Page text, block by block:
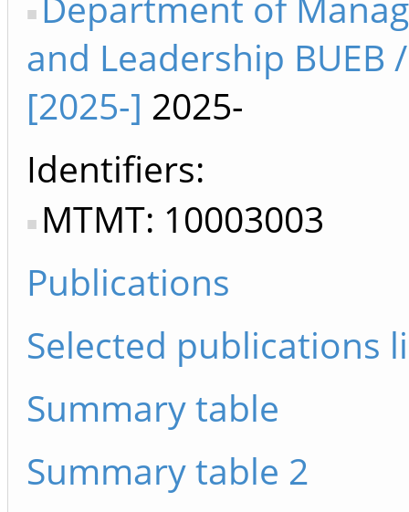
and Leadership BUEB
[2025-] 2025-
Identifiers
MTMT: 10003003
Publications
Selected publications
Summary table
Summary table 2